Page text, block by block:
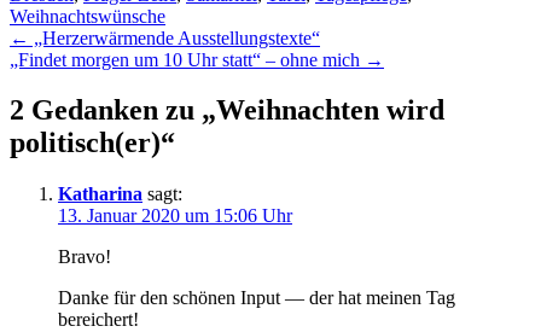
Weihnachtswünsche
Beitragsnavigation
← „Herzerwärmende Ausstellungstexte“
„Findet morgen um 10 Uhr statt“ – ohne mich →
2 Gedanken zu „Weihnachten wird
politisch(er)“
Katharina sagt:
13. Januar 2020 um 15:06 Uhr
Bravo!
Danke für den schönen Input — der hat meinen Tag
bereichert!